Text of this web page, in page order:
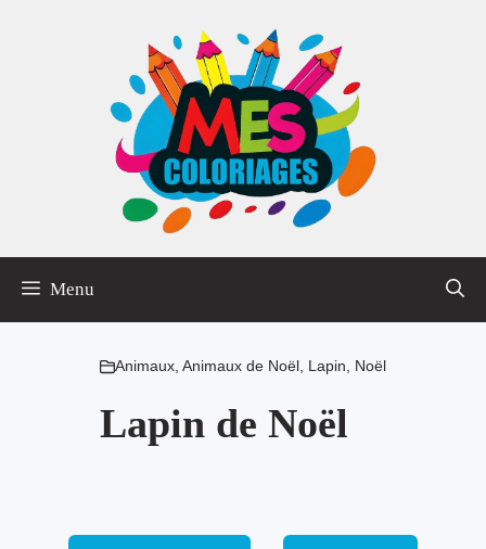
Menu
Animaux, Animaux de Noël, Lapin, Noël
Lapin de Noël